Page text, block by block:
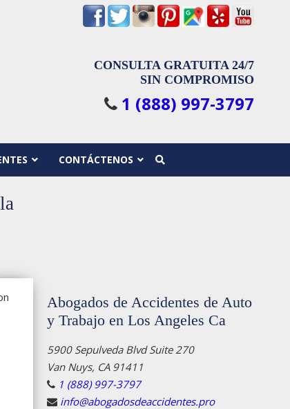
CONSULTA GRATUITA 24/7
SIN COMPROMISO
1 (888) 997-3797
CONTÁCTENOS
Abogados de Accidentes de Auto
y Trabajo en Los Angeles Ca
5900 Sepulveda Blvd Suite 270
Van Nuys, CA 91411
1 (888) 997-3797
info@abogadosdeaccidentes.pro